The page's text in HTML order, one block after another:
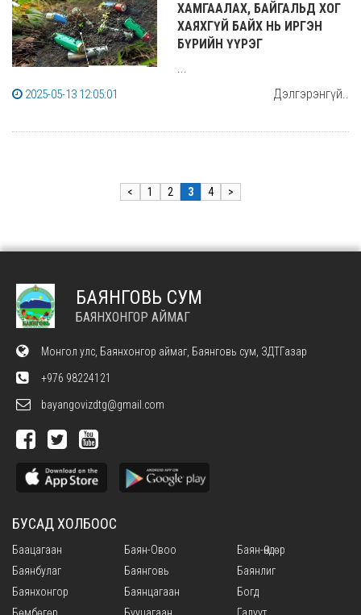
ХАМГААЛАХ, БАЙГАЛЬД ХОГ
ХАЯХГҮЙ БАЙХ НЬ ИРГЭН
БҮРИЙН ҮҮРЭГ
...
2025-05-13 12:05:01
Дэлгэрэнгүй..
< 1 2 3 4 >
БАЯНГОВЬ СУМ
БАЯНХОНГОР АЙМАГ
Монгол улс, Баянхонгор аймаг, Баянговь сум, ЗДТГазар
+976 98224121
bayangovizdtg@gmail.com
БУСАД ХОЛБООС
Баацагаан Баян-Овоо
Баян-Өндөр
Баянбулаг
Баянговь
Баянлиг
Баянхонгор
Баянцагаан
Богд